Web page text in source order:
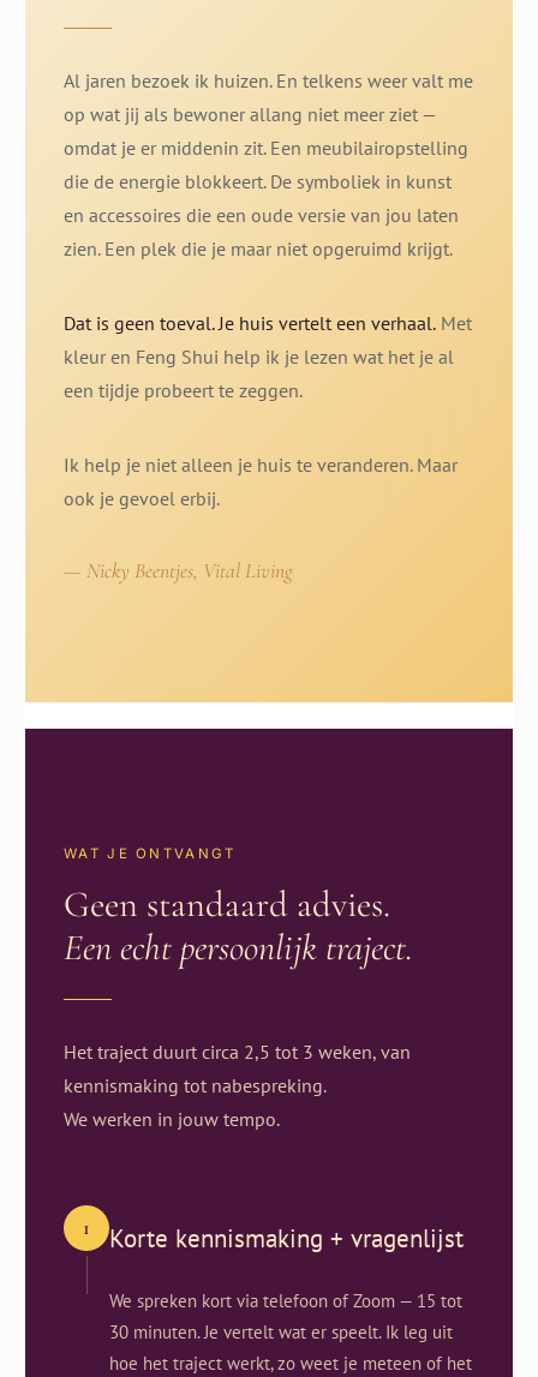
Al jaren bezoek ik huizen. En telkens weer valt me
op wat jij als bewoner allang niet meer ziet —
omdat je er middenin zit. Een meubilairopstelling
die de energie blokkeert. De symboliek in kunst
en accessoires die een oude versie van jou laten
zien. Een plek die je maar niet opgeruimd krijgt.
Dat is geen toeval. Je huis vertelt een verhaal. Met
kleur en Feng Shui help ik je lezen wat het je al
een tijdje probeert te zeggen.
Ik help je niet alleen je huis te veranderen. Maar
ook je gevoel erbij.
— Nicky Beentjes, Vital Living
WAT JE ONTVANGT
Geen standaard advies.
Een echt persoonlijk traject.
Het traject duurt circa 2,5 tot 3 weken, van
kennismaking tot nabespreking.
We werken in jouw tempo.
1 Korte kennismaking + vragenlijst
We spreken kort via telefoon of Zoom — 15 tot
30 minuten. Je vertelt wat er speelt. Ik leg uit
hoe het traject werkt, zo weet je meteen of het